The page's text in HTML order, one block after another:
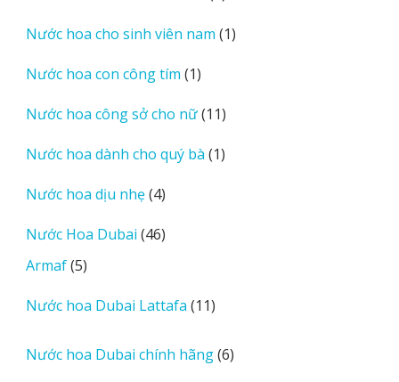
phẩm
Nước hoa cho sinh viên nam 11
Nước hoa con công tím 11
phẩm
Nước hoa công sở cho nữ 1111
phẩm
Nước hoa dành cho quý bà 11
Nước hoa dịu nhẹ 44
phẩm
Nước Hoa Dubai 4646
Armaf 55
phẩm
Nước hoa Dubai Lattafa 1111
phẩm
Nước hoa Dubai chính hãng 66